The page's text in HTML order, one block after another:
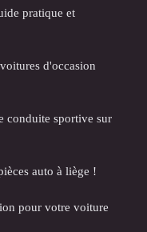
pratique et
d'occasion
conduite sportive sur
auto à liège !
pour votre voiture